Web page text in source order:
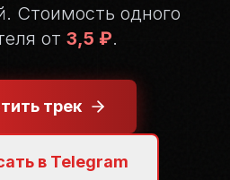
Стоимость одного
от 3,5 ₽.
трек
в Telegram